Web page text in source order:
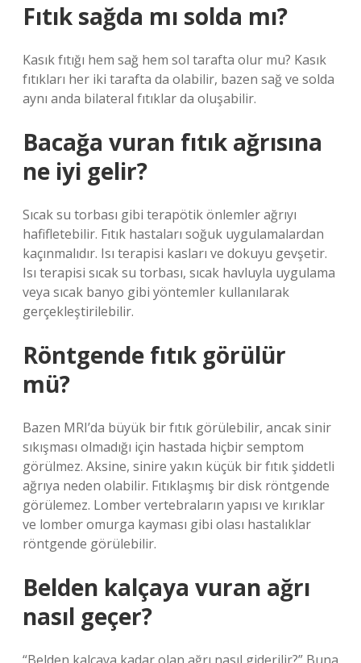
Fıtık sağda mı solda mı?
Kasık fıtığı hem sağ hem sol tarafta olur mu? Kasık
fıtıkları her iki tarafta da olabilir, bazen sağ ve solda
aynı anda bilateral fıtıklar da oluşabilir.
Bacağa vuran fıtık ağrısına
ne iyi gelir?
Sıcak su torbası gibi terapötik önlemler ağrıyı
hafifletebilir. Fıtık hastaları soğuk uygulamalardan
kaçınmalıdır. Isı terapisi kasları ve dokuyu gevşetir.
Isı terapisi sıcak su torbası, sıcak havluyla uygulama
veya sıcak banyo gibi yöntemler kullanılarak
gerçekleştirilebilir.
Röntgende fıtık görülür
mü?
Bazen MRI’da büyük bir fıtık görülebilir, ancak sinir
sıkışması olmadığı için hastada hiçbir semptom
görülmez. Aksine, sinire yakın küçük bir fıtık şiddetli
ağrıya neden olabilir. Fıtıklaşmış bir disk röntgende
görülemez. Lomber vertebraların yapısı ve kırıklar
ve lomber omurga kayması gibi olası hastalıklar
röntgende görülebilir.
Belden kalçaya vuran ağrı
nasıl geçer?